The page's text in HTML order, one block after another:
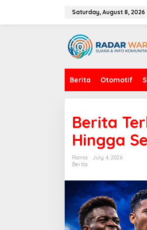
Saturday, August 8, 2026
Berita Otomotif
Berita
Hingga
Rania
July 4, 2026
Berita